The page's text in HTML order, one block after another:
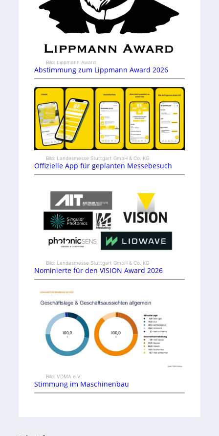
Bild: Lippmann Award
Abstimmung zum Lippmann Award 2026
Bild: Landesmesse Stuttgart GmbH & Co. KG
Offizielle App für geplanten Messebesuch
Bild: Landesmesse Stuttgart GmbH & Co. KG
Nominierte für den VISION Award 2026
Bild: VDMA e.V.
Stimmung im Maschinenbau